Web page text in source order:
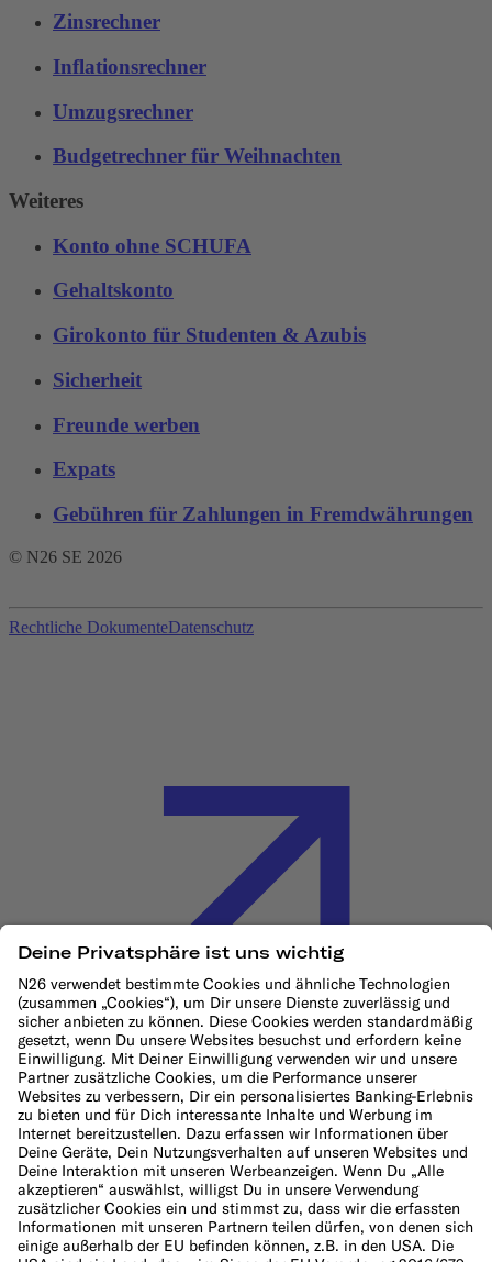
Zinsrechner
Inflationsrechner
Umzugsrechner
Budgetrechner für Weihnachten
Weiteres
Konto ohne SCHUFA
Gehaltskonto
Girokonto für Studenten & Azubis
Sicherheit
Freunde werben
Expats
Gebühren für Zahlungen in Fremdwährungen
© N26 SE 2026
Rechtliche DokumenteDatenschutz
Cookie-Richtlinie